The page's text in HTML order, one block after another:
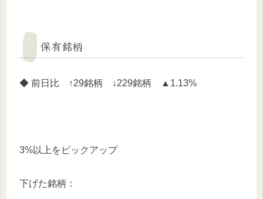
保有銘柄
◆ 前日比 ↑29銘柄 ↓229銘柄 ▲1.13%
3%以上をピックアップ
下げた銘柄：